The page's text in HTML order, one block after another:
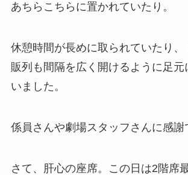
あちらこちらに置かれていたり。
休憩時間が長めに取られていたり、
販列も間隔を広く開けるように足元
いました。
係員さんや劇場スタッフさんに感謝
さて、肝心の座席。この日は2階席